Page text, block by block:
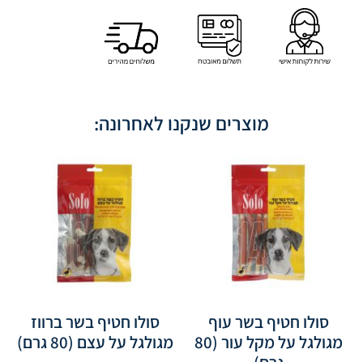
מוצרים שנקנו לאחרונה:
סולו חטיף בשר עוף
מגולגל על מקל עור (80
סולו חטיף בשר ברווז
מגולגל על עצם (80 גרם)